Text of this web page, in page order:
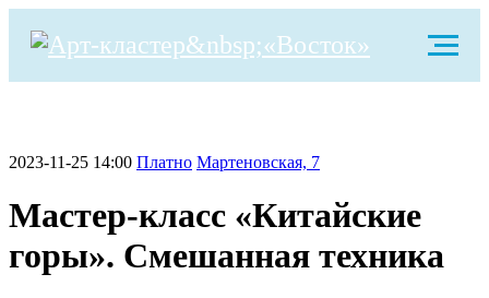
2023-11-25 14:00 Платно Мартеновская, 7
Мастер-класс «Китайские
горы». Смешанная техника